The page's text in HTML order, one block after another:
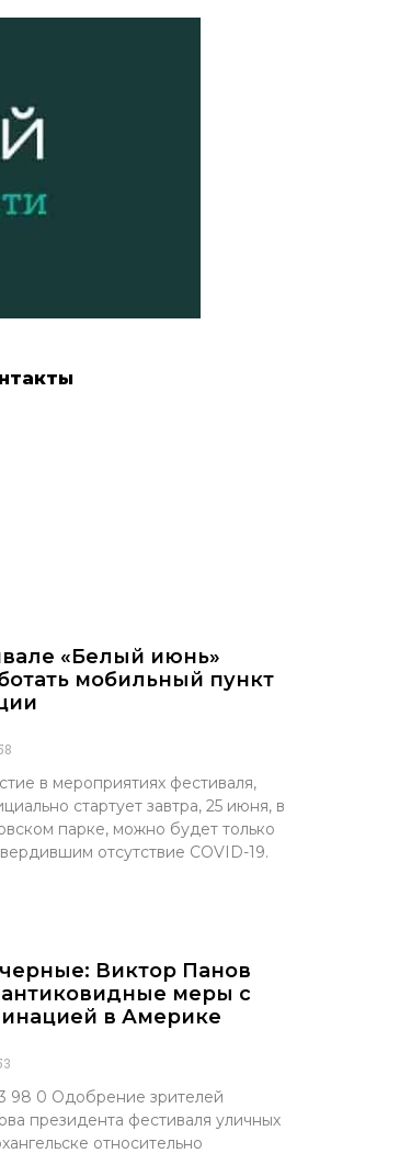
«Белый июнь»
мобильный пункт
в мероприятиях фестиваля,
стартует завтра, 25 июня, в
парке, можно будет только
отсутствие COVID-19.
Виктор Панов
меры с
в Америке
98 0 Одобрение зрителей
президента фестиваля уличных
относительно